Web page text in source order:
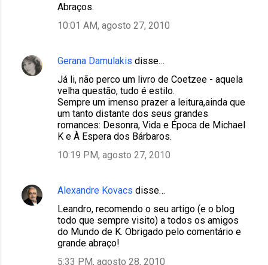
Abraços.
10:01 AM, agosto 27, 2010
Gerana Damulakis disse…
Já li, não perco um livro de Coetzee - aquela
velha questão, tudo é estilo.
Sempre um imenso prazer a leitura,ainda que
um tanto distante dos seus grandes
romances: Desonra, Vida e Época de Michael
K e À Espera dos Bárbaros.
10:19 PM, agosto 27, 2010
Alexandre Kovacs disse…
Leandro, recomendo o seu artigo (e o blog
todo que sempre visito) a todos os amigos
do Mundo de K. Obrigado pelo comentário e
grande abraço!
5:33 PM, agosto 28, 2010